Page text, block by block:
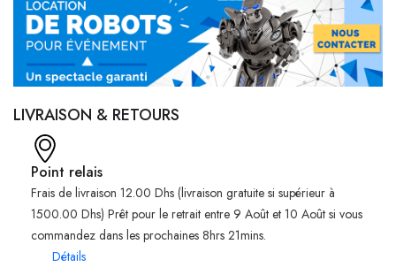
LIVRAISON & RETOURS
Point relais
Frais de livraison 12.00 Dhs (livraison gratuite si supérieur à
1500.00 Dhs) Prêt pour le retrait entre 9 Août et 10 Août si vous
commandez dans les prochaines 8hrs 21mins.
Détails